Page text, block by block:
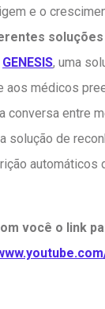
e o
GENESIS, uma
aos médicos
conversa entre
solução de
automáticos
você o link